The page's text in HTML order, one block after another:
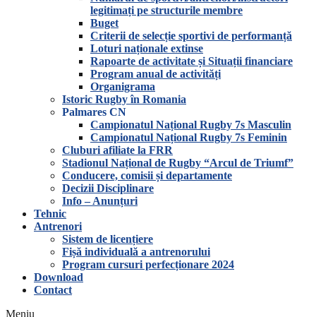
legitimați pe structurile membre
Buget
Criterii de selecție sportivi de performanță
Loturi naționale extinse
Rapoarte de activitate și Situații financiare
Program anual de activități
Organigrama
Istoric Rugby în Romania
Palmares CN
Campionatul Național Rugby 7s Masculin
Campionatul Național Rugby 7s Feminin
Cluburi afiliate la FRR
Stadionul Național de Rugby “Arcul de Triumf”
Conducere, comisii și departamente
Decizii Disciplinare
Info – Anunțuri
Tehnic
Antrenori
Sistem de licențiere
Fișă individuală a antrenorului
Program cursuri perfecționare 2024
Download
Contact
Meniu